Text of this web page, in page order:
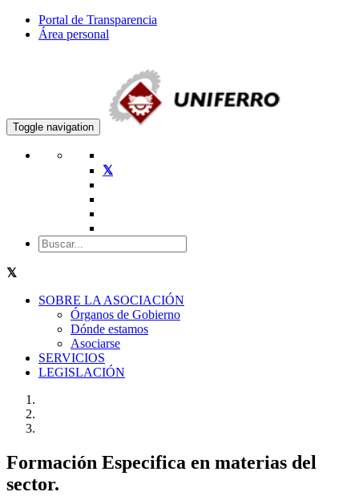
Portal de Transparencia
Área personal
Toggle navigation
SOBRE LA ASOCIACIÓN
Órganos de Gobierno
Dónde estamos
Asociarse
SERVICIOS
LEGISLACIÓN
Formación Especifica en materias del
sector.